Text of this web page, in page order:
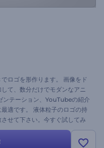
ロゴを形作ります。 画像をド
て、数分だけでモダンなアニ
ンテーション、YouTubeの紹介
適です。 液体粒子のロゴの持
せて下さい。今すぐ試してみ